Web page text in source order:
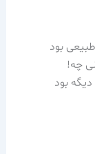
بود
چه!
دیگه بود